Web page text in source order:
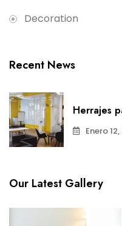
Decoration
Recent News
Herrajes
Enero 12,
Our Latest Gallery